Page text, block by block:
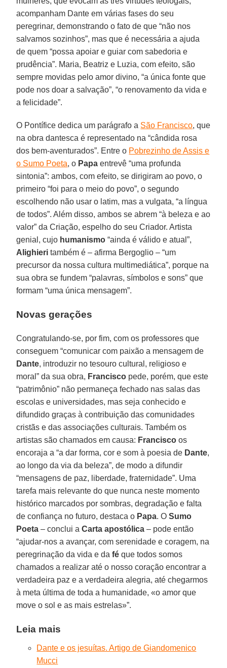
acompanham Dante em várias fases do seu
peregrinar, demonstrando o fato de que “não nos
salvamos sozinhos”, mas que é necessária a ajuda
de quem “possa apoiar e guiar com sabedoria e
prudência”. Maria, Beatriz e Luzia, com efeito, são
sempre movidas pelo amor divino, “a única fonte que
pode nos doar a salvação”, “o renovamento da vida e
a felicidade”.
O Pontífice dedica um parágrafo a São Francisco, que
na obra dantesca é representado na “cândida rosa
dos bem-aventurados”. Entre o Pobrezinho de Assis e
o Sumo Poeta, o Papa entrevê “uma profunda
sintonia”: ambos, com efeito, se dirigiram ao povo, o
primeiro “foi para o meio do povo”, o segundo
escolhendo não usar o latim, mas a vulgata, “a língua
de todos”. Além disso, ambos se abrem “à beleza e ao
valor” da Criação, espelho do seu Criador. Artista
genial, cujo humanismo “ainda é válido e atual”,
Alighieri também é – afirma Bergoglio – “um
precursor da nossa cultura multimediática”, porque na
sua obra se fundem “palavras, símbolos e sons” que
formam “uma única mensagem”.
Novas gerações
Congratulando-se, por fim, com os professores que
conseguem “comunicar com paixão a mensagem de
Dante, introduzir no tesouro cultural, religioso e
moral” da sua obra, Francisco pede, porém, que este
“patrimônio” não permaneça fechado nas salas das
escolas e universidades, mas seja conhecido e
difundido graças à contribuição das comunidades
cristãs e das associações culturais. Também os
artistas são chamados em causa: Francisco os
encoraja a “a dar forma, cor e som à poesia de Dante,
ao longo da via da beleza”, de modo a difundir
“mensagens de paz, liberdade, fraternidade”. Uma
tarefa mais relevante do que nunca neste momento
histórico marcados por sombras, degradação e falta
de confiança no futuro, destaca o Papa. OSumo
Poeta – conclui aCarta apostólica – pode então
“ajudar-nos a avançar, com serenidade e coragem, na
peregrinação da vida e dafé que todos somos
chamados a realizar até o nosso coração encontrar a
verdadeira paz e a verdadeira alegria, até chegarmos
à meta última de toda a humanidade, «o amor que
move o sol e as mais estrelas»”.
Leia mais
Dante e os jesuítas. Artigo de Giandomenico
Mucci